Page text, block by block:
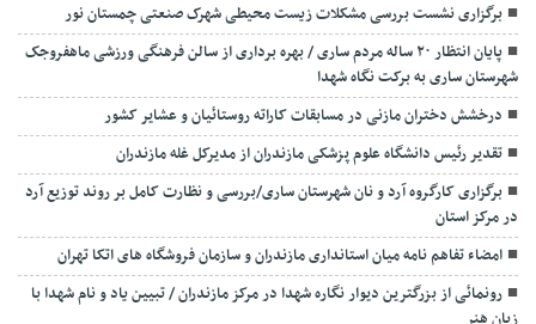
برگزاری نشست بررسی مشکلات زیست محیطی شهرک صنعتی چمستان نور
پایان انتظار ۲۰ ساله مردم ساری / بهره برداری از سالن فرهنگی ورزشی ماهفروجک
شهرستان ساری به برکت نگاه شهدا
درخشش دختران مازنی در مسابقات کاراته روستائیان و عشایر کشور
تقدیر رئیس دانشگاه علوم پزشکی مازندران از مدیرکل غله مازندران
برگزاری کارگروه آرد و نان شهرستان ساری/بررسی و نظارت کامل بر روند توزیع آرد
در مرکز استان
امضاء تفاهم نامه میان استانداری مازندران و سازمان فروشگاه های اتکا تهران
رونمائی از بزرگترین دیوار نگاره شهدا در مرکز مازندران / تبیین یاد و نام شهدا با